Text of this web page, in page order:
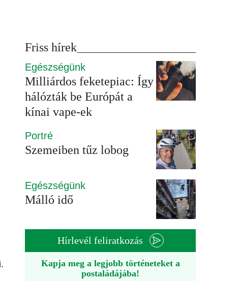
Friss hírek
Egészségünk
Milliárdos feketepiac: Így
hálózták be Európát a
kínai vape-ek
Portré
Szemeiben tűz lobog
Egészségünk
Málló idő
Hírlevél feliratkozás
Kapja meg a legjobb történeteket a
postaládájába!